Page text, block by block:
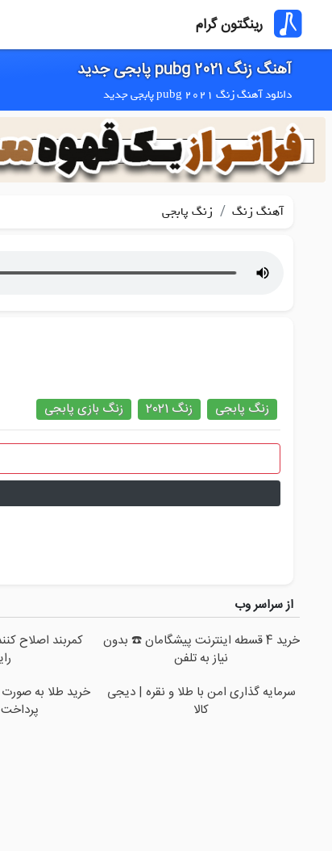
رینگتون گرام
آهنگ زنگ pubg 2021 پابجی جدید
دانلود آهنگ زنگ pubg 2021 پابجی جدید
آهنگ زنگ / زنگ پابجی
زنگ پابجی زنگ 2021 زنگ بازی پابجی
از سراسر وب
خرید 4 قسطه اینترنت پیشگامان ☎️ بدون
نیاز به تلفن
کمربند اصلاح
سرمایه گذاری امن با طلا و نقره | دیجی
کالا
خرید طلا به
پرداخت 12 ماهه )